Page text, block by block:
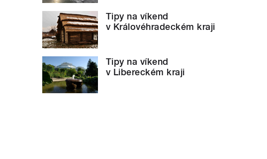
Tipy na víkend
v Královéhradeckém kraji
Tipy na víkend
v Libereckém kraji